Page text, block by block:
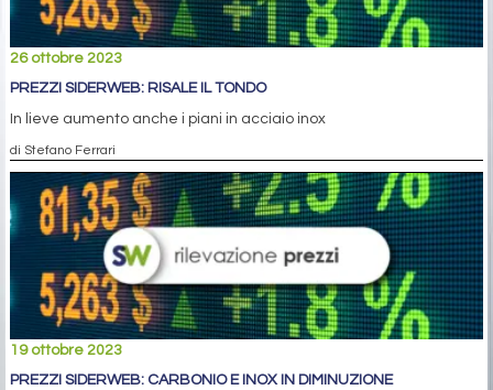
26 ottobre 2023
PREZZI SIDERWEB: RISALE IL TONDO
In lieve aumento anche i piani in acciaio inox
di Stefano Ferrari
19 ottobre 2023
PREZZI SIDERWEB: CARBONIO E INOX IN DIMINUZIONE